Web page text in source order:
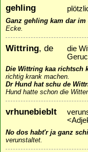
gehling
Ganz gehling kam dar im
Ecke.
Wittring, de
die
Die Wittring kaa richtsch
richtig krank machen.
Dr Hund hat schu de
Hund hatte schon die
vrhunebieblt
No dos habt'r ja ganz
verunstaltet.